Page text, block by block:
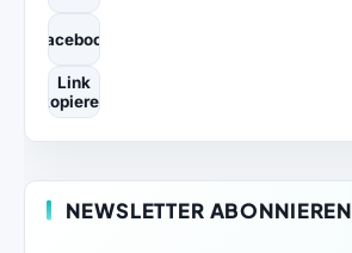
Facebook
Link
kopieren
NEWSLETTER ABONNIEREN